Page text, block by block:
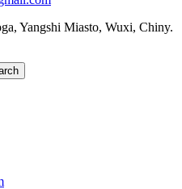
Yangshi Miasto, Wuxi, Chiny.